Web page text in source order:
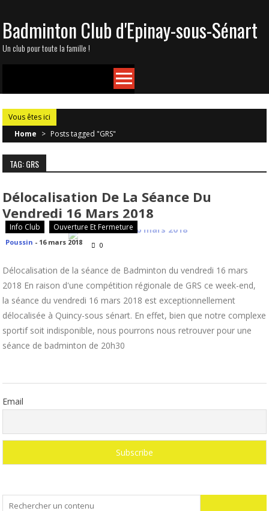
to
content
Badminton Club d'Epinay-sous-Sénart
Un club pour toute la famille !
Vous êtes ici
Home > Posts tagged "GRS"
TAG: GRS
Délocalisation De La Séance Du
Vendredi 16 Mars 2018
Info Club Ouverture Et Fermeture
Poussin - 16 mars 2018 0
Délocalisation de la séance de Badminton du vendredi 16 mars
2018 En raison d'une compétition régionale de GRS ce week-end,
la séance du vendredi 16 mars 2018 est exceptionnellement
délocalisée à Quincy-sous sénart. En effet, bien que notre complexe
sportif soit indisponible, nous pourrons nous retrouver pour une
séance de badminton de 20h30
Email